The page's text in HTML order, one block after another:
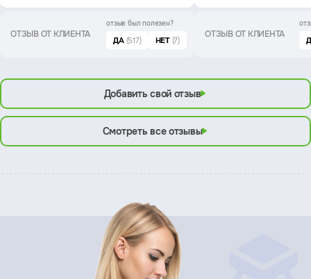
ОТЗЫВ ОТ КЛИЕНТА
отзыв был полезен?
ДА (517) НЕТ (7)
ОТЗЫВ ОТ КЛИЕНТА
Добавить свой отзыв
Смотреть все отзывы